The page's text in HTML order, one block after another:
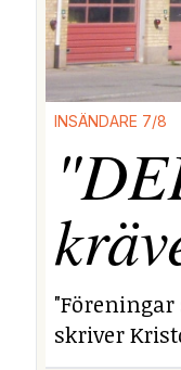
INSÄNDARE 7/8
skriver